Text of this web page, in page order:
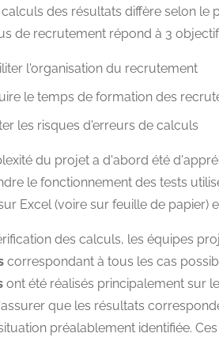
des résultats diffère selon le
de recrutement répond à 3
l'organisation du recrutement
le temps de formation des
les risques d'erreurs de calculs
du projet a d'abord été
le fonctionnement des tests
Excel (voire sur feuille de papier)
des calculs, les équipes
correspondant à tous les cas
ont été réalisés principalement sur
que les résultats
préalablement identifiée.